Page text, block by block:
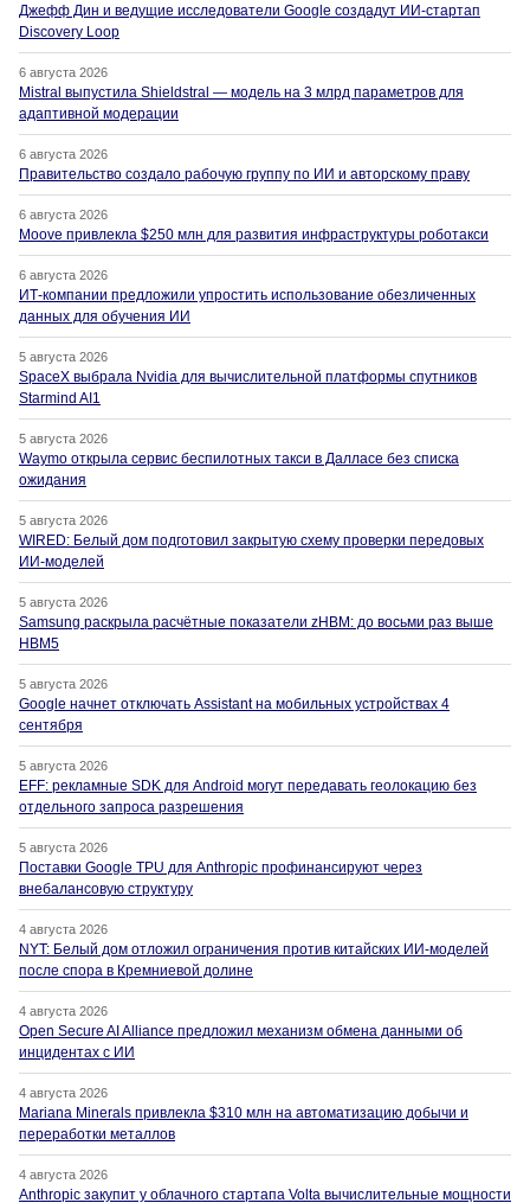
Джефф Дин и ведущие исследователи Google создадут ИИ-стартап
Discovery Loop
6 августа 2026
Mistral выпустила Shieldstral — модель на 3 млрд параметров для
адаптивной модерации
6 августа 2026
Правительство создало рабочую группу по ИИ и авторскому праву
6 августа 2026
Moove привлекла $250 млн для развития инфраструктуры роботакси
6 августа 2026
ИТ-компании предложили упростить использование обезличенных
данных для обучения ИИ
5 августа 2026
SpaceX выбрала Nvidia для вычислительной платформы спутников
Starmind AI1
5 августа 2026
Waymo открыла сервис беспилотных такси в Далласе без списка
ожидания
5 августа 2026
WIRED: Белый дом подготовил закрытую схему проверки передовых
ИИ-моделей
5 августа 2026
Samsung раскрыла расчётные показатели zHBM: до восьми раз выше
HBM5
5 августа 2026
Google начнет отключать Assistant на мобильных устройствах 4
сентября
5 августа 2026
EFF: рекламные SDK для Android могут передавать геолокацию без
отдельного запроса разрешения
5 августа 2026
Поставки Google TPU для Anthropic профинансируют через
внебалансовую структуру
4 августа 2026
NYT: Белый дом отложил ограничения против китайских ИИ-моделей
после спора в Кремниевой долине
4 августа 2026
Open Secure AI Alliance предложил механизм обмена данными об
инцидентах с ИИ
4 августа 2026
Mariana Minerals привлекла $310 млн на автоматизацию добычи и
переработки металлов
4 августа 2026
Anthropic закупит у облачного стартапа Volta вычислительные мощности